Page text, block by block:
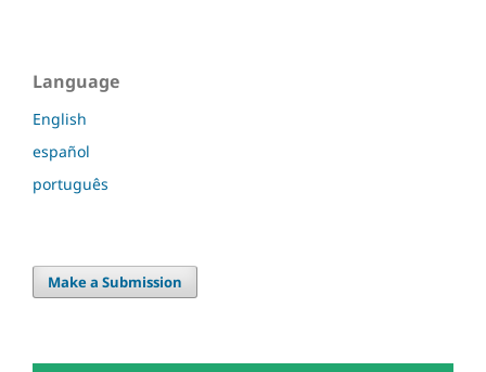
Language
English
español
português
Make a Submission